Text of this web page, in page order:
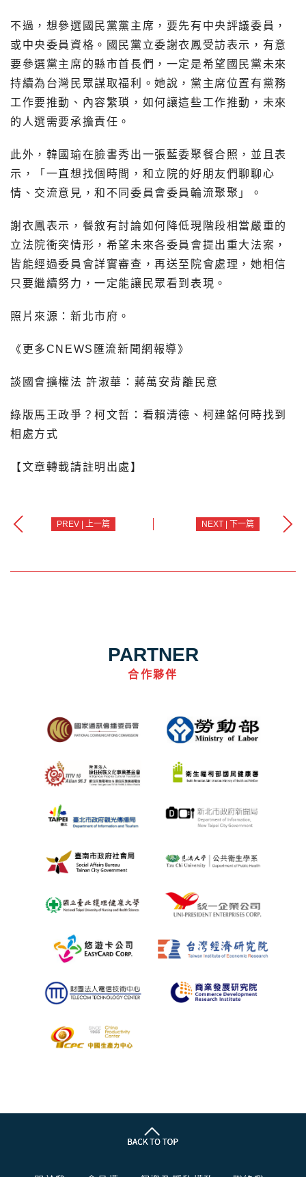
不過，想參選國民黨黨主席，要先有中央評議委員，
或中央委員資格。國民黨立委謝衣鳳受訪表示，有意
要參選黨主席的縣市首長們，一定是希望國民黨未來
持續為台灣民眾謀取福利。她說，黨主席位置有黨務
工作要推動、內容繁瑣，如何讓這些工作推動，未來
的人選需要承擔責任。
此外，韓國瑜在臉書秀出一張藍委聚餐合照，並且表
示，「一直想找個時間，和立院的好朋友們聊聊心
情、交流意見，和不同委員會委員輪流聚聚」。
謝衣鳳表示，餐敘有討論如何降低現階段相當嚴重的
立法院衝突情形，希望未來各委員會提出重大法案，
皆能經過委員會詳實審查，再送至院會處理，她相信
只要繼續努力，一定能讓民眾看到表現。
照片來源：新北市府。
《更多CNEWS匯流新聞網報導》
談國會擴權法 許淑華：蔣萬安背離民意
綠版馬王政爭？柯文哲：看賴清德、柯建銘何時找到
相處方式
【文章轉載請註明出處】
PREV | 上一篇 NEXT | 下一篇
PARTNER
合作夥伴